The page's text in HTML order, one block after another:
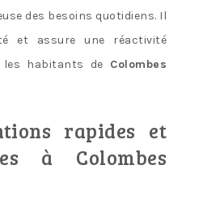
des besoins quotidiens. Il
et assure une réactivité
les habitants de Colombes
rapides et
à Colombes